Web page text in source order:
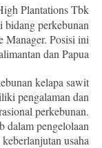
Plantations Tbk
bidang perkebunan
Manager. Posisi ini
dan Papua.
kelapa sawit
pengalaman dan
perkebunan.
dalam pengelolaan
usaha.